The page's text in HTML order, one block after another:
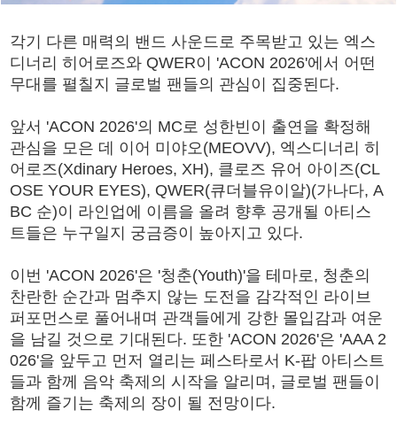
각기 다른 매력의 밴드 사운드로 주목받고 있는 엑스
디너리 히어로즈와 QWER이 'ACON 2026'에서 어떤
무대를 펼칠지 글로벌 팬들의 관심이 집중된다.
앞서 'ACON 2026'의 MC로 성한빈이 출연을 확정해
관심을 모은 데 이어 미야오(MEOVV), 엑스디너리 히
어로즈(Xdinary Heroes, XH), 클로즈 유어 아이즈(CL
OSE YOUR EYES), QWER(큐더블유이알)(가나다, A
BC 순)이 라인업에 이름을 올려 향후 공개될 아티스
트들은 누구일지 궁금증이 높아지고 있다.
이번 'ACON 2026'은 '청춘(Youth)'을 테마로, 청춘의
찬란한 순간과 멈추지 않는 도전을 감각적인 라이브
퍼포먼스로 풀어내며 관객들에게 강한 몰입감과 여운
을 남길 것으로 기대된다. 또한 'ACON 2026'은 'AAA 2
026'을 앞두고 먼저 열리는 페스타로서 K-팝 아티스트
들과 함께 음악 축제의 시작을 알리며, 글로벌 팬들이
함께 즐기는 축제의 장이 될 전망이다.